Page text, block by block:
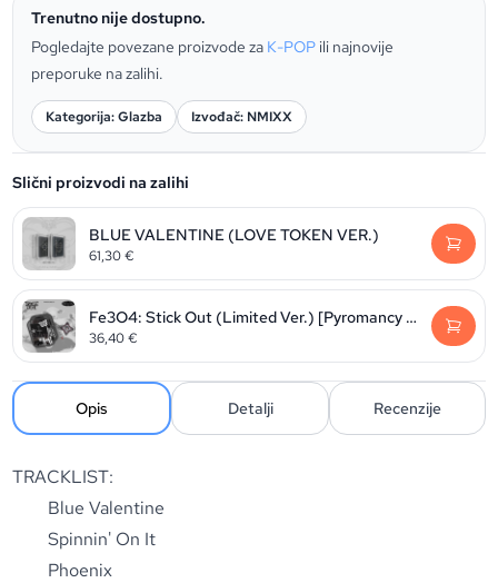
Trenutno nije dostupno.
Pogledajte povezane proizvode za K-POP ili najnovije
preporuke na zalihi.
Kategorija: Glazba Izvođač: NMIXX
Slični proizvodi na zalihi
BLUE VALENTINE (LOVE TOKEN VER.)
61,30€
Fe3O4: Stick Out (Limited Ver.) [Pyromancy Ver.]
36,40€
Opis Detalji Recenzije
TRACKLIST:
Blue Valentine
Spinnin' On It
Phoenix